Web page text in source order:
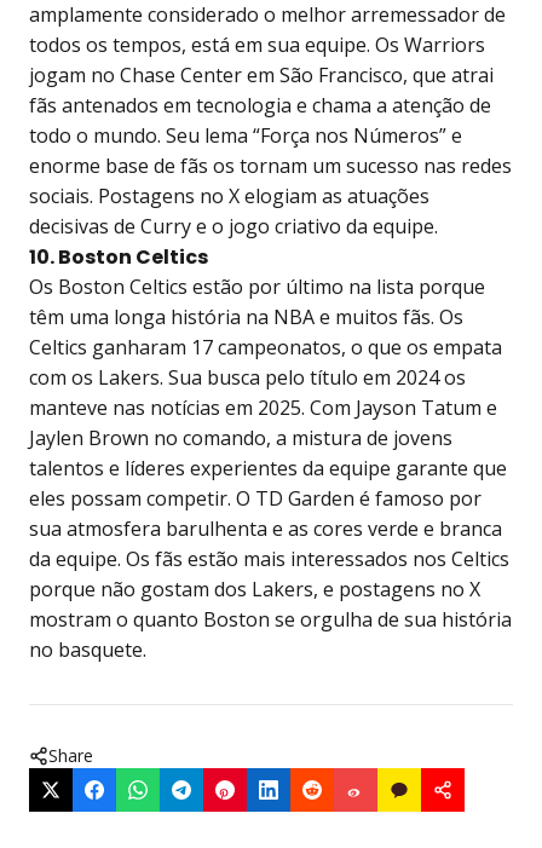
amplamente considerado o melhor arremessador de
todos os tempos, está em sua equipe. Os Warriors
jogam no Chase Center em São Francisco, que atrai
fãs antenados em tecnologia e chama a atenção de
todo o mundo. Seu lema “Força nos Números” e
enorme base de fãs os tornam um sucesso nas redes
sociais. Postagens no X elogiam as atuações
decisivas de Curry e o jogo criativo da equipe.
10. Boston Celtics
Os Boston Celtics estão por último na lista porque
têm uma longa história na NBA e muitos fãs. Os
Celtics ganharam 17 campeonatos, o que os empata
com os Lakers. Sua busca pelo título em 2024 os
manteve nas notícias em 2025. Com Jayson Tatum e
Jaylen Brown no comando, a mistura de jovens
talentos e líderes experientes da equipe garante que
eles possam competir. O TD Garden é famoso por
sua atmosfera barulhenta e as cores verde e branca
da equipe. Os fãs estão mais interessados nos Celtics
porque não gostam dos Lakers, e postagens no X
mostram o quanto Boston se orgulha de sua história
no basquete.
Share